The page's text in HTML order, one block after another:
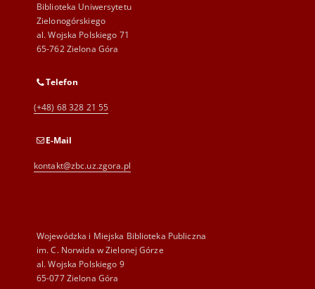
Biblioteka Uniwersytetu
Zielonogórskiego
al. Wojska Polskiego 71
65-762 Zielona Góra
Telefon
(+48) 68 328 21 55
E-Mail
kontakt@zbc.uz.zgora.pl
Wojewódzka i Miejska Biblioteka Publiczna
im. C. Norwida w Zielonej Górze
al. Wojska Polskiego 9
65-077 Zielona Góra